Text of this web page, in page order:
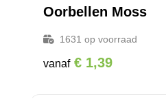
Oorbellen Moss
1631 op voorraad
vanaf € 1,39